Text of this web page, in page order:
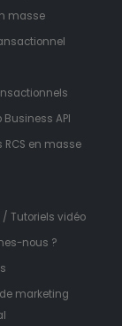
masse
Business API
RCS en masse
/ Tutoriels vidéo
nous ?
marketing